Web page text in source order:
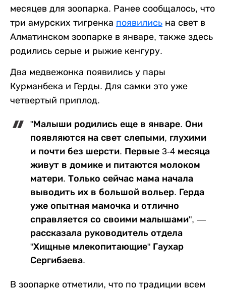
месяцев для зоопарка. Ранее сообщалось, что
три амурских тигренка появились на свет в
Алматинском зоопарке в январе, также здесь
родились серые и рыжие кенгуру.
Два медвежонка появились у пары
Курманбека и Герды. Для самки это уже
четвертый приплод.
"Малыши родились еще в январе. Они
появляются на свет слепыми, глухими
и почти без шерсти. Первые 3-4 месяца
живут в домике и питаются молоком
матери. Только сейчас мама начала
выводить их в большой вольер. Герда
уже опытная мамочка и отлично
справляется со своими малышами", —
рассказала руководитель отдела
"Хищные млекопитающие" Гаухар
Сергибаева.
В зоопарке отметили, что по традиции всем